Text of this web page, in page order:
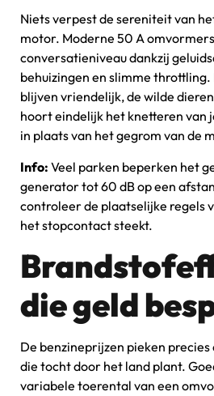
Niets verpest de sereniteit van
motor. Moderne 50 A
conversatieniveau dankzij
behuizingen en slimme
blijven vriendelijk, de wilde
hoort eindelijk het knetteren van
in plaats van het gegrom van de
Info: Veel parken beperken het
generator tot 60 dB op een
controleer de plaatselijke regels
het stopcontact steekt.
die geld
De benzineprijzen pieken
die tocht door het land plant.
variabele toerental van een